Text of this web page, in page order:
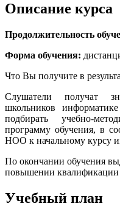
Описание курса
Продолжительность
Форма обучения:
Что Вы получите в
Слушатели получат
школьников
подбирать учебно-
программу обучения, в
НОО к начальному курсу
По окончании обучения
повышении квалификации
Учебный план